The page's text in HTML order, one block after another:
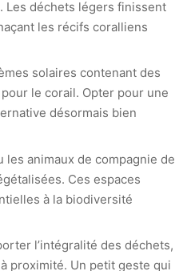
Les déchets légers finissent
les récifs coralliens
solaires contenant des
le corail. Opter pour une
désormais bien
les animaux de compagnie de
Ces espaces
à la biodiversité
l’intégralité des déchets,
proximité. Un petit geste qui